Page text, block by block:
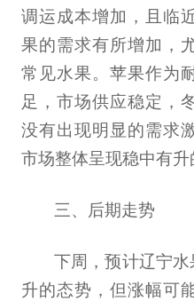
调运成本增加，且临
果的需求有所增加，
常见水果。苹果作为
足，市场供应稳定，
没有出现明显的需求
市场整体呈现稳中有升
三、后期走势
下周，预计辽宁
升的态势，但涨幅可